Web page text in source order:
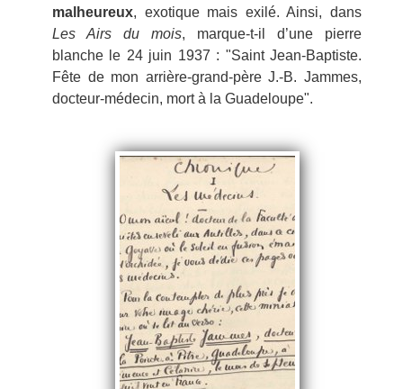
malheureux, exotique mais exilé. Ainsi, dans
Les Airs du mois, marque-t-il d’une pierre
blanche le 24 juin 1937 : "Saint Jean-Baptiste.
Fête de mon arrière-grand-père J.-B. Jammes,
docteur-médecin, mort à la Guadeloupe".